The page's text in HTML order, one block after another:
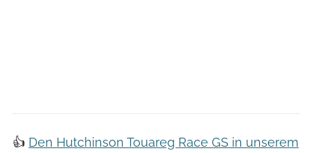
👍 Den Hutchinson Touareg Race GS in unserem